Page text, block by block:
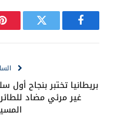
فيسبوك تويتر
بريطانيا تختبر بنجاح أول
غير مرئي مضاد